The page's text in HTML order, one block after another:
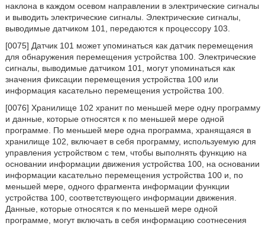
наклона в каждом осевом направлении в электрические сигналы
и выводить электрические сигналы. Электрические сигналы,
выводимые датчиком 101, передаются к процессору 103.
[0075] Датчик 101 может упоминаться как датчик перемещения
для обнаружения перемещения устройства 100. Электрические
сигналы, выводимые датчиком 101, могут упоминаться как
значения фиксации перемещения устройства 100 или
информация касательно перемещения устройства 100.
[0076] Хранилище 102 хранит по меньшей мере одну программу
и данные, которые относятся к по меньшей мере одной
программе. По меньшей мере одна программа, хранящаяся в
хранилище 102, включает в себя программу, используемую для
управления устройством с тем, чтобы выполнять функцию на
основании информации движения устройства 100, на основании
информации касательно перемещения устройства 100 и, по
меньшей мере, одного фрагмента информации функции
устройства 100, соответствующего информации движения.
Данные, которые относятся к по меньшей мере одной
программе, могут включать в себя информацию соотнесения